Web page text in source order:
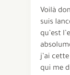
Voilà
suis
qu’est
j’ai
qui me